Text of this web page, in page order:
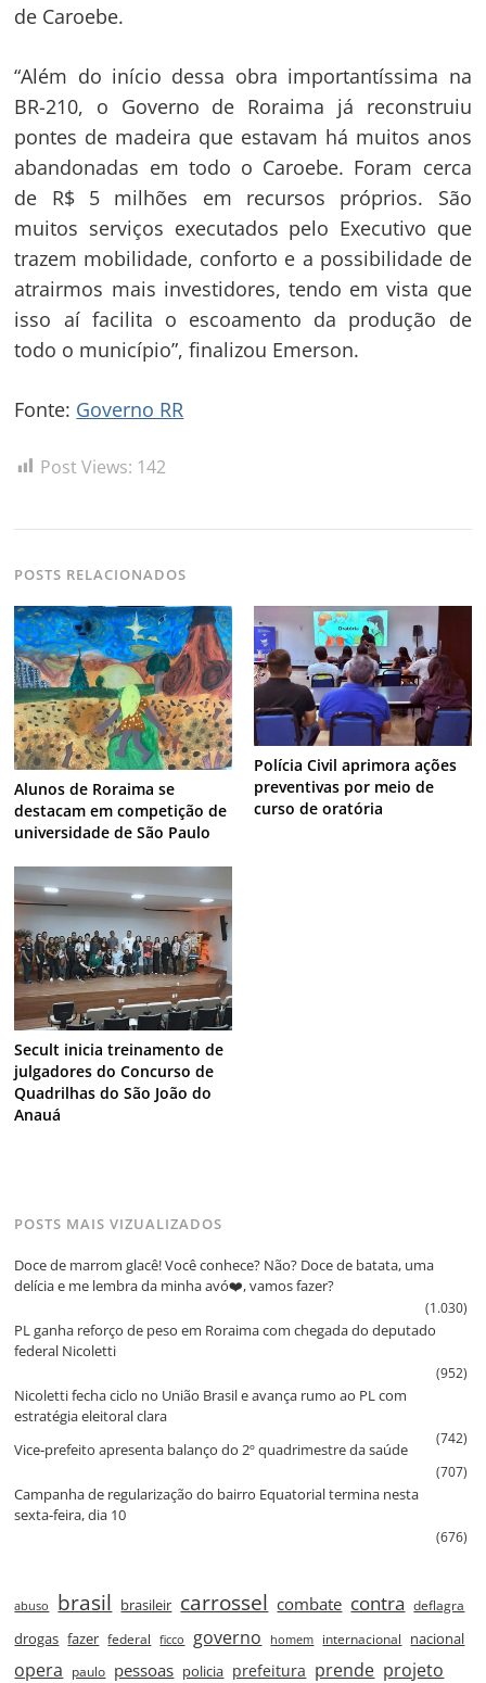
de Caroebe.
“Além do início dessa obra importantíssima na
BR-210, o Governo de Roraima já reconstruiu
pontes de madeira que estavam há muitos anos
abandonadas em todo o Caroebe. Foram cerca
de R$ 5 milhões em recursos próprios. São
muitos serviços executados pelo Executivo que
trazem mobilidade, conforto e a possibilidade de
atrairmos mais investidores, tendo em vista que
isso aí facilita o escoamento da produção de
todo o município”, finalizou Emerson.
Fonte: Governo RR
Post Views: 142
POSTS RELACIONADOS
Alunos de Roraima se
destacam em competição de
universidade de São Paulo
Polícia Civil aprimora ações
preventivas por meio de
curso de oratória
Secult inicia treinamento de
julgadores do Concurso de
Quadrilhas do São João do
Anauá
POSTS MAIS VIZUALIZADOS
Doce de marrom glacê! Você conhece? Não? Doce de batata, uma
delícia e me lembra da minha avó❤️, vamos fazer?
(1.030)
PL ganha reforço de peso em Roraima com chegada do deputado
federal Nicoletti
(952)
Nicoletti fecha ciclo no União Brasil e avança rumo ao PL com
estratégia eleitoral clara
(742)
Vice‑prefeito apresenta balanço do 2º quadrimestre da saúde
(707)
Campanha de regularização do bairro Equatorial termina nesta
sexta‑feira, dia 10
(676)
abuso brasil brasileir carrossel combate contra deflagra
drogas fazer federal ficco governo homem internacional nacional
opera paulo pessoas policia prefeitura prende projeto